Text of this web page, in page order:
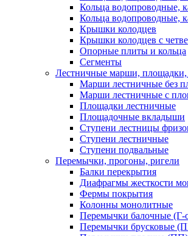
Кольца водопроводные,
Кольца водопроводные,
Крышки колодцев
Крышки колодцев с
Опорные плиты и кольца
Сегменты
Лестничные марши, площадки,
Марши лестничные без
Марши лестничные с
Площадки лестничные
Площадочные вкладыши
Ступени лестницы
Ступени лестничные
Ступени подвальные
Перемычки, прогоны, ригели
Балки перекрытия
Диафрагмы жесткости
Фермы покрытия
Колонны монолитные
Перемычки балочные (Г-
Перемычки брусковые